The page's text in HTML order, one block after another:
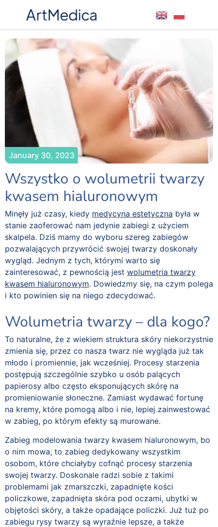
January 30, 2023
Wszystko o wolumetrii twarzy
kwasem hialuronowym
Minęły już czasy, kiedy medycyna estetyczna była w
stanie zaoferować nam jedynie zabiegi z użyciem
skalpela. Dziś mamy do wyboru szereg zabiegów
pozwalających przywrócić swojej twarzy doskonały
wygląd. Jednym z tych, którymi warto się
zainteresować, z pewnością jest wolumetria twarzy
kwasem hialuronowym. Dowiedzmy się, na czym polega
i kto powinien się na niego zdecydować.
Wolumetria twarzy – dla kogo?
To naturalne, że z wiekiem struktura skóry niekorzystnie
zmienia się, przez co nasza twarz nie wygląda już tak
młodo i promiennie, jak wcześniej. Procesy starzenia
postępują szczególnie szybko u osób palących
papierosy albo często eksponujących skórę na
promieniowanie słoneczne. Zamiast wydawać fortunę
na kremy, które pomogą albo i nie, lepiej zainwestować
w zabieg, po którym efekty są murowane.
Zabieg modelowania twarzy kwasem hialuronowym, bo
o nim mowa, to zabieg dedykowany wszystkim
osobom, które chciałyby cofnąć procesy starzenia
swojej twarzy. Doskonale radzi sobie z takimi
problemami jak zmarszczki, zapadnięte kości
policzkowe, zapadnięta skóra pod oczami, ubytki w
objętości skóry, a także opadające policzki. Już tuż po
zabiegu rysy twarzy są wyraźnie lepsze, a także